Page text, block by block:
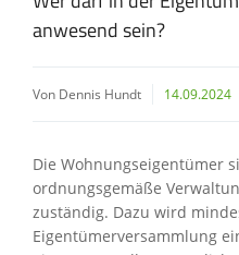
anwesend sein?
Von Dennis Hundt 14.09.2024
Die Wohnungseigentümer
ordnungsgemäße
zuständig. Dazu wird
Eigentümerversammlung